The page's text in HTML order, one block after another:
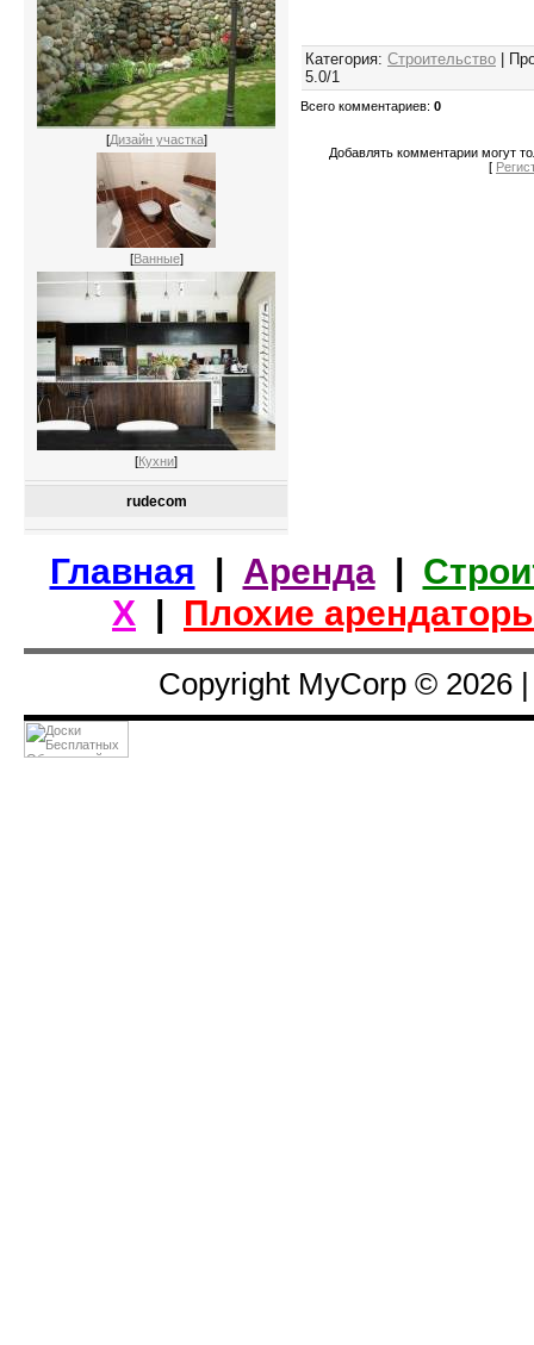
[Дизайн участка]
[Ванные]
[Кухни]
rudecom
Категория: Строительство
5.0/1
Всего комментариев: 0
Добавлять комментарии могут
[
Главная | Аренда|
Х | Плохие
Copyright MyCorp © 2026